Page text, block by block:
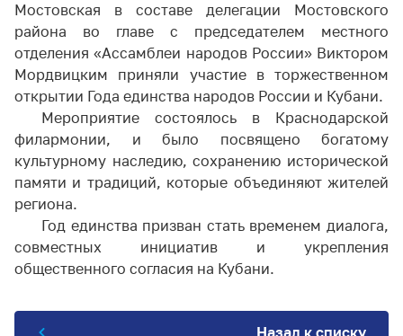
Мостовская в составе делегации Мостовского
района во главе с председателем местного
отделения «Ассамблеи народов России» Виктором
Мордвицким приняли участие в торжественном
открытии Года единства народов России и Кубани.
Мероприятие состоялось в Краснодарской
филармонии, и было посвящено богатому
культурному наследию, сохранению исторической
памяти и традиций, которые объединяют жителей
региона.
Год единства призван стать временем диалога,
совместных инициатив и укрепления
общественного согласия на Кубани.
Назад к списку